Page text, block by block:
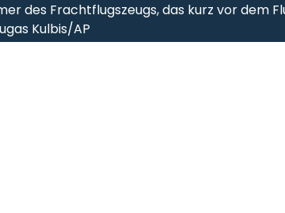
des Frachtflugszeugs, das kurz vor dem
Kulbis/AP